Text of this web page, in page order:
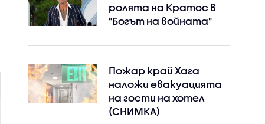
ролята на Кратос в
"Богът на войната"
Пожар край Хага
наложи евакуацията
на гости на хотел
(СНИМКА)